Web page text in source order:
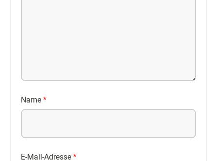
Name *
E-Mail-Adresse *